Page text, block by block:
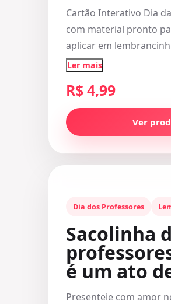
Cartão Interativo Dia
com material pronto
aplicar em
Ler mais
R$ 4,99
Ver
Dia dos Professores
Sacolinha
é um ato
Presenteie com amor